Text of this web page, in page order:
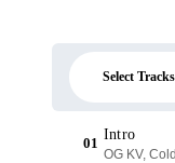
Select Tracks
01
Intro
OG KV,